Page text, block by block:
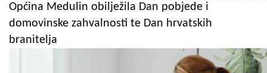
Općina Medulin obilježila Dan pobjede i
domovinske zahvalnosti te Dan hrvatskih
branitelja